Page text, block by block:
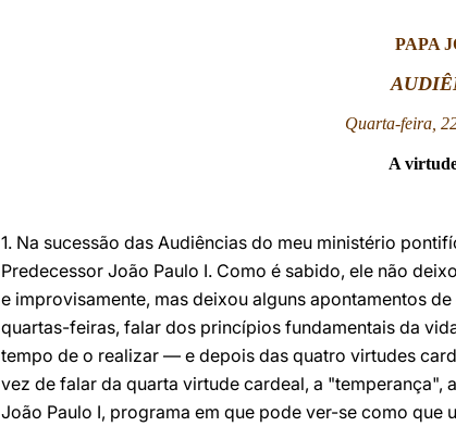
PAPA
Quarta-feira,
A
1. Na sucessão das Audiências do meu ministério
Predecessor João Paulo I. Como é sabido, ele não
e improvisamente, mas deixou alguns apontamentos
quartas-feiras, falar dos princípios fundamentais da
tempo de o realizar — e depois das quatro virtudes
vez de falar da quarta virtude cardeal, a
João Paulo I, programa em que pode ver-se como que